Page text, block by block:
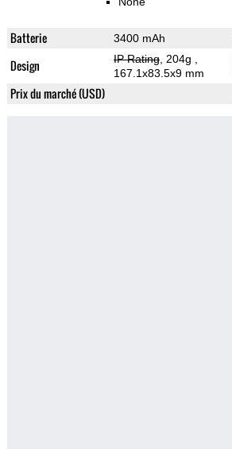
Batterie 3400 mAh
Design IP Rating, 204g
167.1x83.5x9 mm
Prix du marché (USD)